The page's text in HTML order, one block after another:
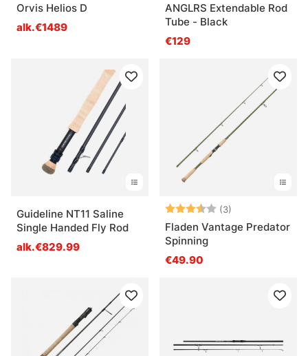
Orvis Helios D
alk.€1489
ANGLRS Extendable Rod
Tube - Black
€129
Guideline NT11 Saline
Single Handed Fly Rod
alk.€829.99
Arvio: (3)
Fladen Vantage Predator
Spinning
€49.90